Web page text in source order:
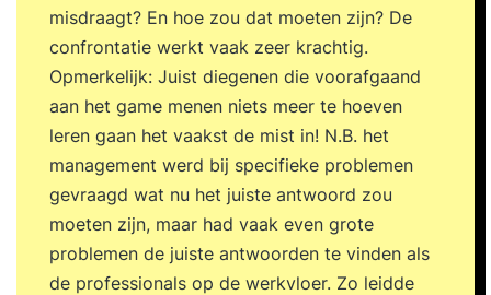
training en pas je het geleerde duurzaam toe in je
dagelijkse praktijk. Over je trainer De training
wordt verzorgd door een ervaren trainer met
ruime praktijkervaring. Onze trainers combineren
kennis, analytisch vermogen en een scherp
observatievermogen met een persoonlijke en
positieve aanpak. Ze confronteren op een
respectvolle manier, dagen je uit en helpen je om
het maximale uit jezelf te halen.
misdraagt? En hoe zou dat moeten zijn? De
confrontatie werkt vaak zeer krachtig.
Opmerkelijk: Juist diegenen die voorafgaand
aan het game menen niets meer te hoeven
leren gaan het vaakst de mist in! N.B. het
management werd bij specifieke problemen
gevraagd wat nu het juiste antwoord zou
moeten zijn, maar had vaak even grote
problemen de juiste antwoorden te vinden als
de professionals op de werkvloer. Zo leidde